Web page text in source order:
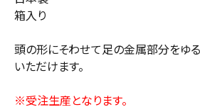
箱入り
頭の形にそわせて足の金属部分をゆ
いただけます。
※受注生産となります。